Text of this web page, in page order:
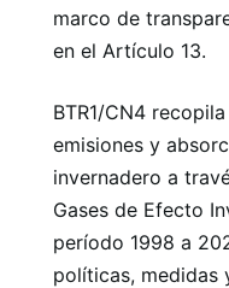
marco de
en el Artículo 13.
BTR1/CN4
emisiones y
invernadero a
Gases de Efecto
período 1998 a
políticas, medidas